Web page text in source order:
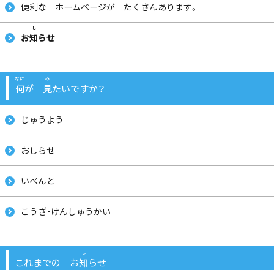
便利な ホームページが たくさんあります。
お知らせ
何が 見たいですか？
じゅうよう
おしらせ
いべんと
こうざ・けんしゅうかい
これまでの お知らせ